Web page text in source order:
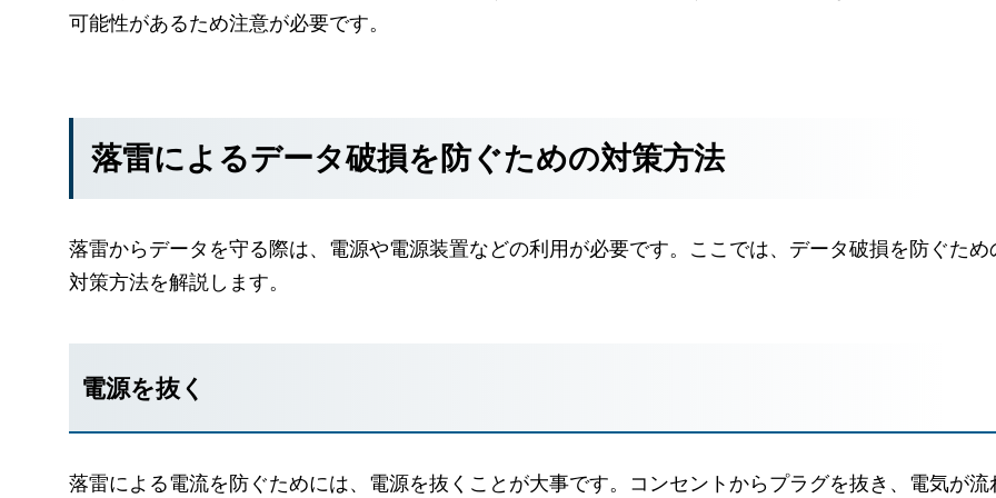
可能性があるため注意が必要です。
落雷によるデータ破損を防ぐための対策方法
落雷からデータを守る際は、電源や電源装置などの利用が必要です。ここでは、データ破損を防ぐため
対策方法を解説します。
電源を抜く
落雷による電流を防ぐためには、電源を抜くことが大事です。コンセントからプラグを抜き、電気が流